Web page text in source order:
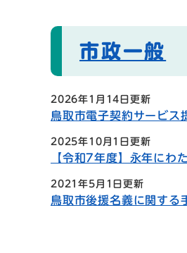
市政一般
2026年1月14日更新
鳥取市電子契約サービス
2025年10月1日更新
【令和7年度】永年にわ
2021年5月1日更新
鳥取市後援名義に関する